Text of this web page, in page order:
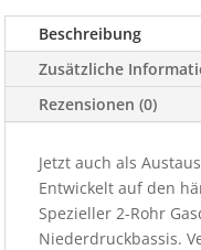
von
vorne
Menge
Beschreibung
Zusätzliche
Rezensionen (0)
Jetzt auch als
Entwickelt auf den
Spezieller 2-Rohr
Niederdruckbassis.